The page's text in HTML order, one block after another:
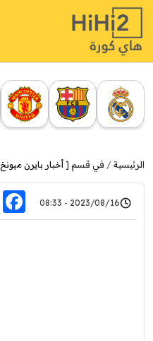
الرئيسية في قسم [ أخبار بايرن ميونخ
2023/08/16 - 08:33